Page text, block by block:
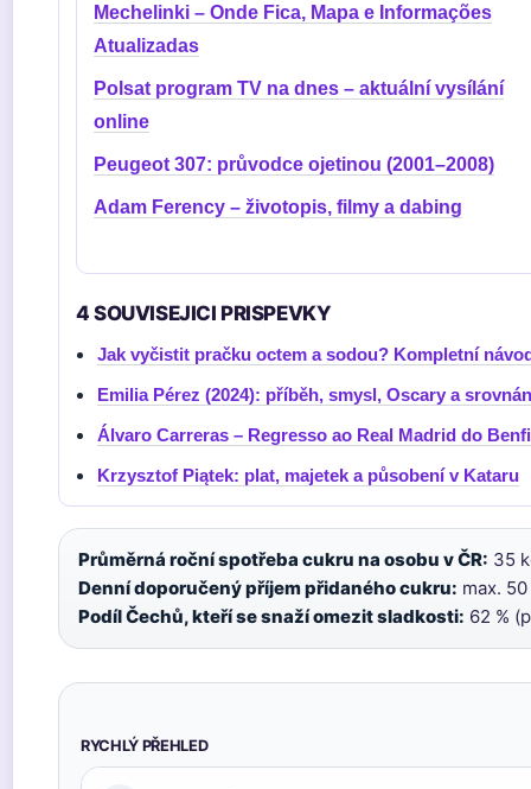
Mechelinki – Onde Fica, Mapa e Informações
Atualizadas
Polsat program TV na dnes – aktuální vysílání
online
Peugeot 307: průvodce ojetinou (2001–2008)
Adam Ferency – životopis, filmy a dabing
4 SOUVISEJICI PRISPEVKY
Jak vyčistit pračku octem a sodou? Kompletní
Emilia Pérez (2024): příběh, smysl, Oscary a
Álvaro Carreras – Regresso ao Real Madrid do
Krzysztof Piątek: plat, majetek a působení v Kataru
Průměrná roční spotřeba cukru na osobu v ČR: 35
Denní doporučený příjem přidaného cukru: max. 50
Podíl Čechů, kteří se snaží omezit sladkosti: 62 %
RYCHLÝ PŘEHLED